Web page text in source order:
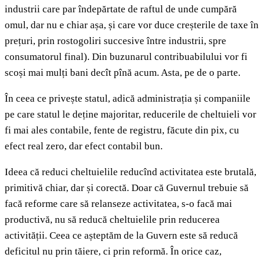
industrii care par îndepărtate de raftul de unde cumpără
omul, dar nu e chiar așa, și care vor duce creșterile de taxe în
prețuri, prin rostogoliri succesive între industrii, spre
consumatorul final). Din buzunarul contribuabilului vor fi
scoși mai mulți bani decît pînă acum. Asta, pe de o parte.
În ceea ce privește statul, adică administrația și companiile
pe care statul le deține majoritar, reducerile de cheltuieli vor
fi mai ales contabile, fente de registru, făcute din pix, cu
efect real zero, dar efect contabil bun.
Ideea că reduci cheltuielile reducînd activitatea este brutală,
primitivă chiar, dar și corectă. Doar că Guvernul trebuie să
facă reforme care să relanseze activitatea, s-o facă mai
productivă, nu să reducă cheltuielile prin reducerea
activității. Ceea ce așteptăm de la Guvern este să reducă
deficitul nu prin tăiere, ci prin reformă. În orice caz,